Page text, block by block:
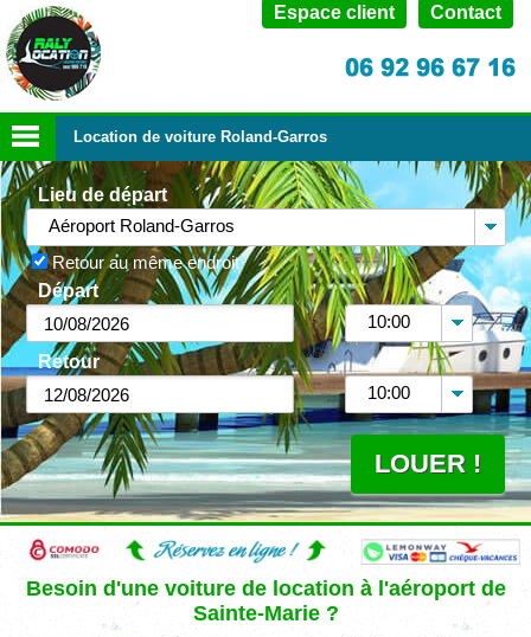
Contact
Espace client
Location de voiture Roland-Garros
Lieu de départ
Aéroport Roland-Garros
Retour au même endroit
Départ
10:00
Retour
10:00
LOUER !
Besoin d'une voiture de location à l'aéroport de
Sainte-Marie ?